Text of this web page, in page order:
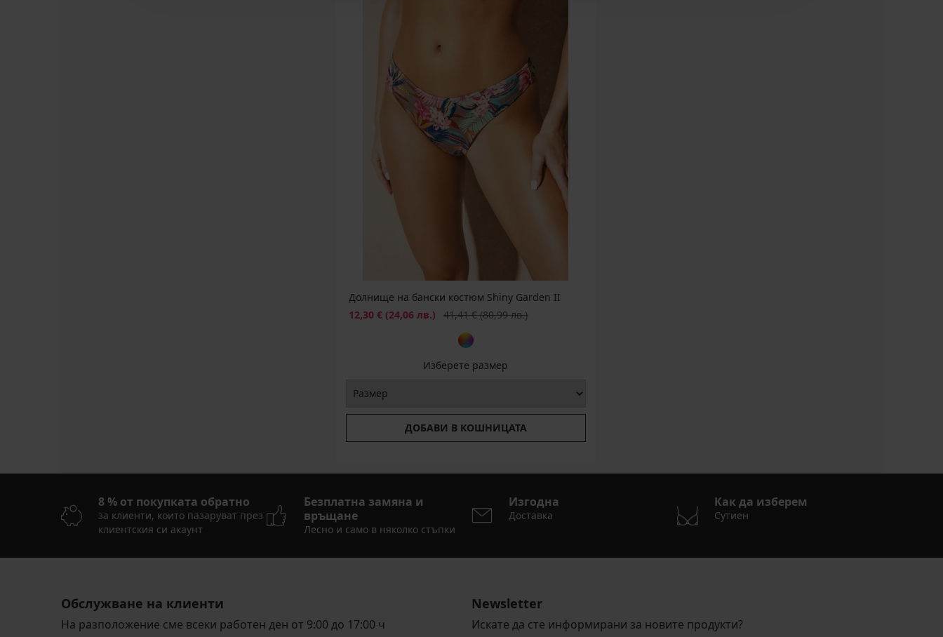
Долнище на бански костюм Shiny Garden II
Намаление
12,30 € (24,06 лв.) Първоначална цена
41,41 €(80,99 лв.)
Изберете размер
ДОБАВИ В КОШНИЦАТА
8 % от покупката обратно
за клиенти, които пазаруват през
клиентския си акаунт
Безплатна замяна и
връщане
Лесно и само в няколко стъпки
Изгодна
Доставка
Как да изберем
Сутиен
Обслужване на клиенти
На разположение сме всеки работен ден от 9:00 до 17:00 ч
Newsletter
Искате да сте информирани за новите продукти?